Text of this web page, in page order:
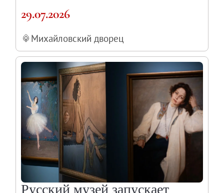
29.07.2026
Михайловский дворец
Русский музей запускает